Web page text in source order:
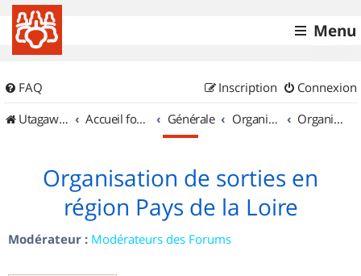
Menu
FAQ Connexion
Inscription
UtagawaVTT (Randos VTT et VTTAE avec traces GPS)
Accueil forum Générale Organisation de sorties & Recherche de partenaires Organisation de sorties en région Pays de la Loire
Organisation de sorties en
région Pays de la Loire
Modérateur : Modérateurs des Forums